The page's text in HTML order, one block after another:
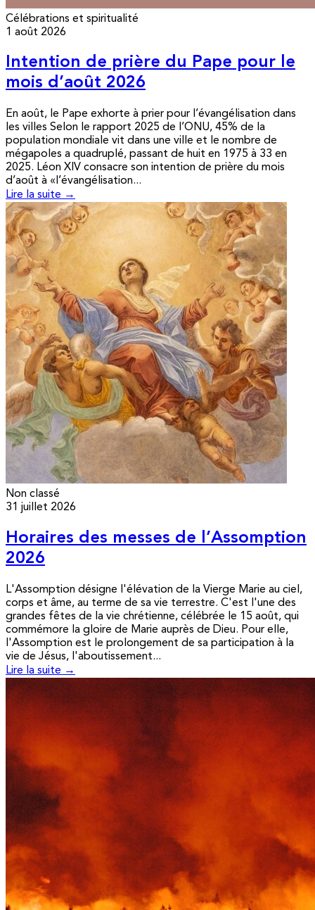
Célébrations et spiritualité
1 août 2026
Intention de prière du Pape pour le
mois d’août 2026
En août, le Pape exhorte à prier pour l’évangélisation dans
les villes Selon le rapport 2025 de l’ONU, 45% de la
population mondiale vit dans une ville et le nombre de
mégapoles a quadruplé, passant de huit en 1975 à 33 en
2025. Léon XIV consacre son intention de prière du mois
d’août à «l’évangélisation...
Lire la suite →
Non classé
31 juillet 2026
Horaires des messes de l’Assomption
2026
L'Assomption désigne l'élévation de la Vierge Marie au ciel,
corps et âme, au terme de sa vie terrestre. C'est l'une des
grandes fêtes de la vie chrétienne, célébrée le 15 août, qui
commémore la gloire de Marie auprès de Dieu. Pour elle,
l'Assomption est le prolongement de sa participation à la
vie de Jésus, l'aboutissement...
Lire la suite →